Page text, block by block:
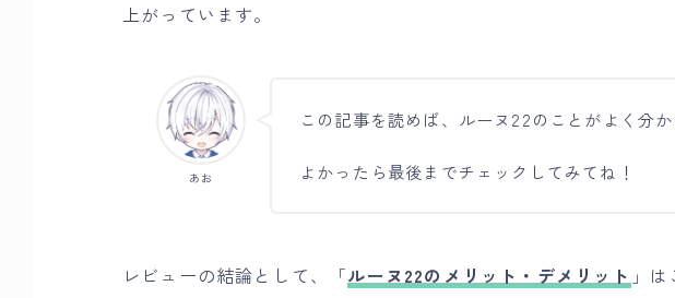
上がっています。
あお
この記事を読めば、ルーヌ22のことがよく分か
よかったら最後までチェックしてみてね！
レビューの結論として、「ルーヌ22のメリット・デメリット 」は